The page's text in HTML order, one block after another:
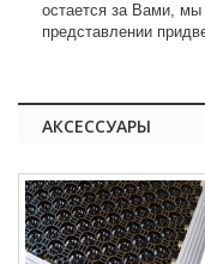
остается за Вами,
представлении
АКСЕССУАРЫ